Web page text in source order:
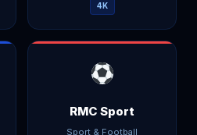
4K
RMC Sport
Sport & Football